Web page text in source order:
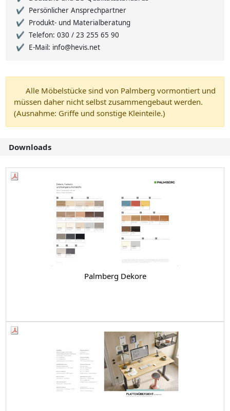
Persönlicher Ansprechpartner
Produkt- und Materialberatung
Telefon: 030 / 23 255 65 90
E-Mail: info@hevis.net
Alle Möbelstücke sind von Palmberg vormontiert und
müssen daher nicht selbst zusammengebaut werden.
(Ausnahme: Griffe und sonstige Kleinteile.)
Downloads
Palmberg Dekore